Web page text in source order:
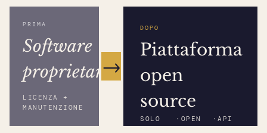
PRIMA
Software
proprietario
LICENZA +
MANUTENZIONE
→
DOPO
Piattaforma
open
source
SOLO
· OPEN
·API